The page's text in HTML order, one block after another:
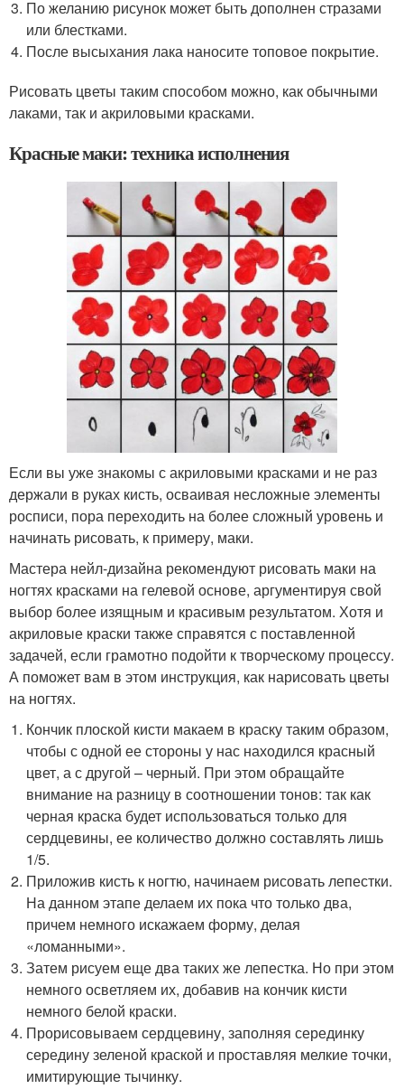
По желанию рисунок может быть дополнен стразами
или блестками.
После высыхания лака наносите топовое покрытие.
Рисовать цветы таким способом можно, как обычными
лаками, так и акриловыми красками.
Красные маки: техника исполнения
Если вы уже знакомы с акриловыми красками и не раз
держали в руках кисть, осваивая несложные элементы
росписи, пора переходить на более сложный уровень и
начинать рисовать, к примеру, маки.
Мастера нейл-дизайна рекомендуют рисовать маки на
ногтях красками на гелевой основе, аргументируя свой
выбор более изящным и красивым результатом. Хотя и
акриловые краски также справятся с поставленной
задачей, если грамотно подойти к творческому процессу.
А поможет вам в этом инструкция, как нарисовать цветы
на ногтях.
Кончик плоской кисти макаем в краску таким образом,
чтобы с одной ее стороны у нас находился красный
цвет, а с другой – черный. При этом обращайте
внимание на разницу в соотношении тонов: так как
черная краска будет использоваться только для
сердцевины, ее количество должно составлять лишь
1/5.
Приложив кисть к ногтю, начинаем рисовать лепестки.
На данном этапе делаем их пока что только два,
причем немного искажаем форму, делая
«ломанными».
Затем рисуем еще два таких же лепестка. Но при этом
немного осветляем их, добавив на кончик кисти
немного белой краски.
Прорисовываем сердцевину, заполняя серединку
середину зеленой краской и проставляя мелкие точки,
имитирующие тычинку.